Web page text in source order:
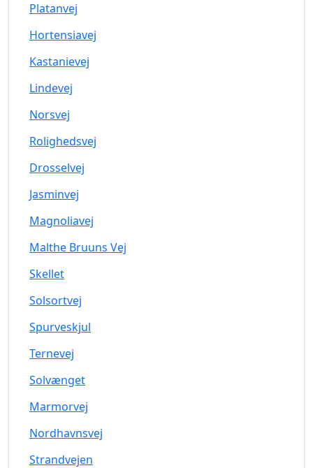
Platanvej
Hortensiavej
Kastanievej
Lindevej
Norsvej
Rolighedsvej
Drosselvej
Jasminvej
Magnoliavej
Malthe Bruuns Vej
Skellet
Solsortvej
Spurveskjul
Ternevej
Solvænget
Marmorvej
Nordhavnsvej
Strandvejen